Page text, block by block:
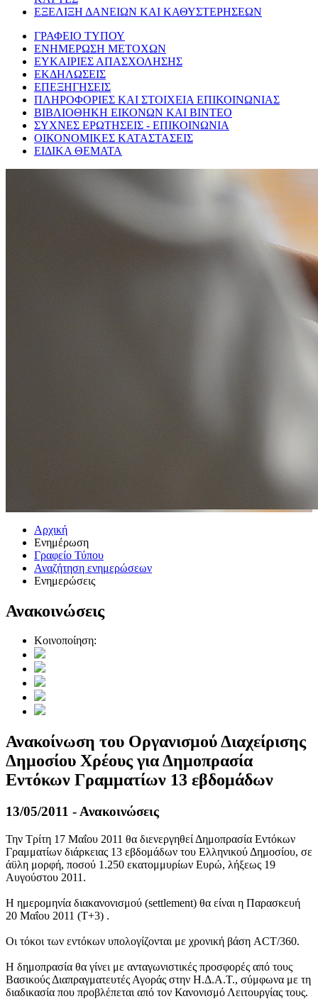
ΕΞΕΛΙΞΗ ΔΑΝΕΙΩΝ ΚΑΙ ΚΑΘΥΣΤΕΡΗΣΕΩΝ
ΓΡΑΦΕΙΟ ΤΥΠΟΥ
ΕΝΗΜΕΡΩΣΗ ΜΕΤΟΧΩΝ
ΕΥΚΑΙΡΙΕΣ ΑΠΑΣΧΟΛΗΣΗΣ
ΕΚΔΗΛΩΣΕΙΣ
ΕΠΕΞΗΓΗΣΕΙΣ
ΠΛΗΡΟΦΟΡΙΕΣ ΚΑΙ ΣΤΟΙΧΕΙΑ ΕΠΙΚΟΙΝΩΝΙΑΣ
ΒΙΒΛΙΟΘΗΚΗ ΕΙΚΟΝΩΝ ΚΑΙ ΒΙΝΤΕΟ
ΣΥΧΝΕΣ ΕΡΩΤΗΣΕΙΣ - ΕΠΙΚΟΙΝΩΝΙΑ
ΟΙΚΟΝΟΜΙΚΕΣ ΚΑΤΑΣΤΑΣΕΙΣ
ΕΙΔΙΚΑ ΘΕΜΑΤΑ
Αρχική
Ενημέρωση
Γραφείο Τύπου
Αναζήτηση ενημερώσεων
Ενημερώσεις
Ανακοινώσεις
Κοινοποίηση:
Ανακοίνωση του Οργανισμού Διαχείρισης
Δημοσίου Χρέους για Δημοπρασία
Εντόκων Γραμματίων 13 εβδομάδων
13/05/2011 - Ανακοινώσεις
Την Τρίτη 17 Μαΐου 2011 θα διενεργηθεί Δημοπρασία Εντόκων
Γραμματίων διάρκειας 13 εβδομάδων του Ελληνικού Δημοσίου, σε
άϋλη μορφή, ποσού 1.250 εκατομμυρίων Ευρώ, λήξεως 19
Αυγούστου 2011.
Η ημερομηνία διακανονισμού (settlement) θα είναι η Παρασκευή
20 Μαΐου 2011 (Τ+3) .
Οι τόκοι των εντόκων υπολογίζονται με χρονική βάση ACT/360.
Η δημοπρασία θα γίνει με ανταγωνιστικές προσφορές από τους
Βασικούς Διαπραγματευτές Αγοράς στην Η.Δ.Α.Τ., σύμφωνα με τη
διαδικασία που προβλέπεται από τον Κανονισμό Λειτουργίας τους.